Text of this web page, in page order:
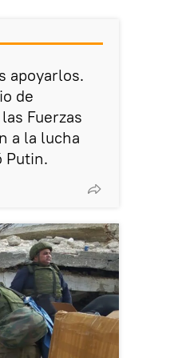
apoyarlos.
de
Fuerzas
a la lucha
Putin.